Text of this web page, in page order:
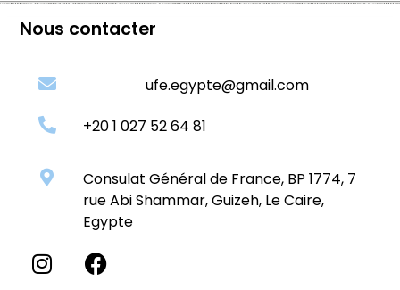
Nous contacter
ufe.egypte@gmail.com
+20 1 027 52 64 81
Consulat Général de France, BP 1774, 7
rue Abi Shammar, Guizeh, Le Caire,
Egypte